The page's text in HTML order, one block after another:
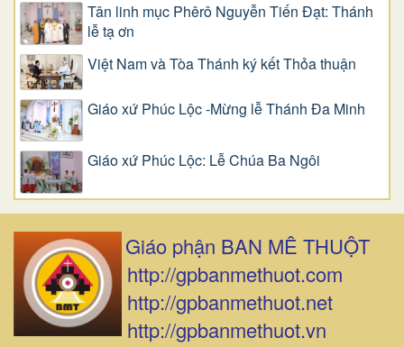
Tân linh mục Phêrô Nguyễn Tiến Đạt: Thánh
lễ tạ ơn
Việt Nam và Tòa Thánh ký kết Thỏa thuận
Giáo xứ Phúc Lộc -Mừng lễ Thánh Đa Minh
Giáo xứ Phúc Lộc: Lễ Chúa Ba Ngôi
Giáo phận BAN MÊ THUỘT
http://gpbanmethuot.com
http://gpbanmethuot.net
http://gpbanmethuot.vn